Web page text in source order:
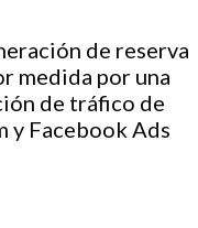
de reserva
medida por una
de tráfico de
y Facebook Ads